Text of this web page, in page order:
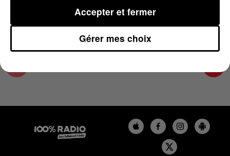
Gérer mes choix
Accepter et fermer